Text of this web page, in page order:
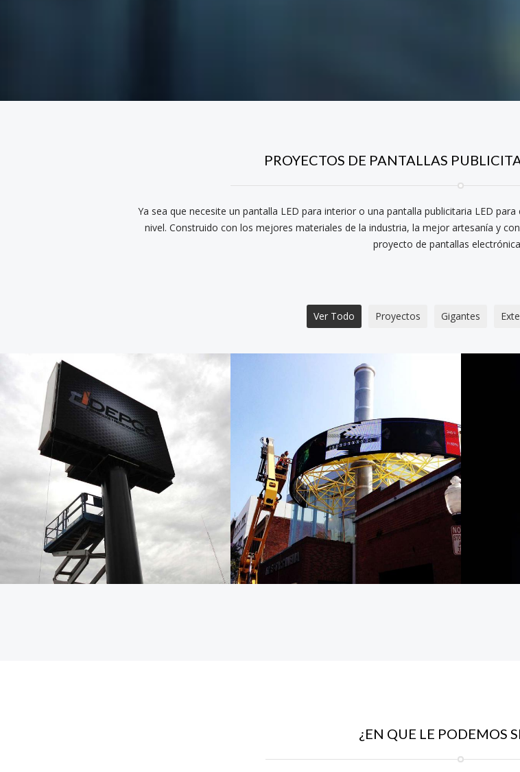
PROYECTOS DE PANTALLAS
Ya sea que necesite un pantalla LED para interior o una pantalla publicitaria LED
nivel. Construido con los mejores materiales de la industria, la mejor artesanía y
proyecto de pantallas
Ver Todo Proyectos Gigantes
¿EN QUE LE PODEMOS